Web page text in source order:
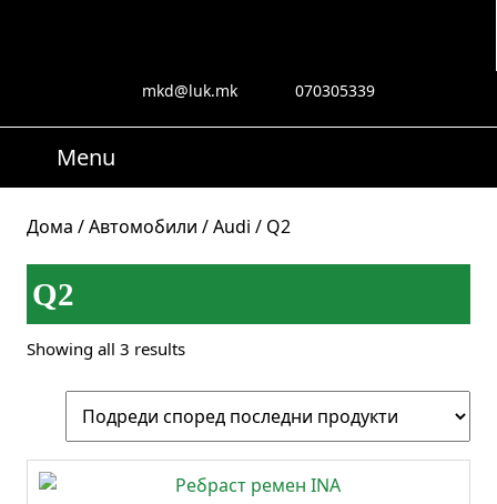
mkd@luk.mk mkd@luk.mk070305339
Menu
Дома /Автомобили /Audi / Q2
Q2
Showing all 3 resultsSorted